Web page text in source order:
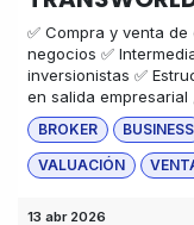
✅ Compra y venta
negocios ✅
inversionistas ✅
en salida empresarial
BROKER BUSINESS
VALUACIÓN
13 abr 2026